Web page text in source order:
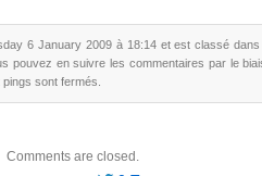
6 January 2009 à 18:14 et est classé dans
pouvez en suivre les commentaires par le
pings sont fermés.
Comments are closed.